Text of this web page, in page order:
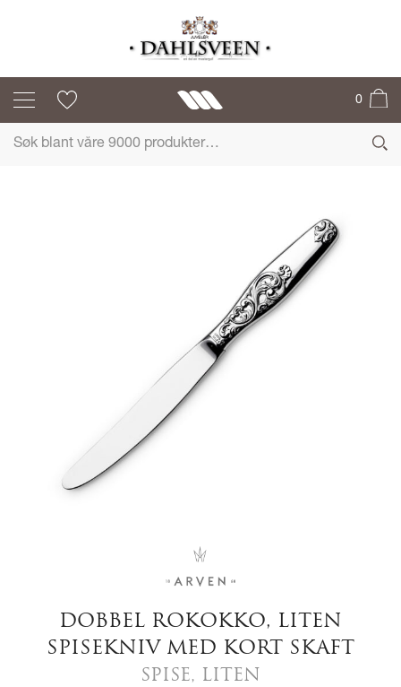
0
DOBBEL ROKOKKO, LITEN
SPISEKNIV MED KORT SKAFT
SPISE, LITEN
DOBBEL ROKOKKO